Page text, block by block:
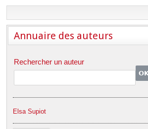
Annuaire des auteurs
Rechercher un auteur
Elsa Supiot